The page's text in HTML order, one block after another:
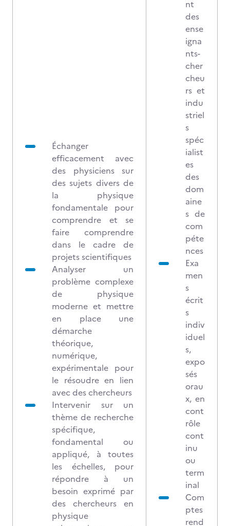
Échanger
efficacement avec
des physiciens sur
des sujets divers de
la physique
fondamentale pour
comprendre et se
faire comprendre
dans le cadre de
projets scientifiques
Analyser un
problème complexe
de physique
moderne et mettre
en place une
démarche
théorique,
numérique,
expérimentale pour
le résoudre en lien
avec des chercheurs
Intervenir sur un
thème de recherche
spécifique,
fondamental ou
appliqué, à toutes
les échelles, pour
répondre à un
besoin exprimé par
des chercheurs en
physique
nt
des
ense
igna
nts-
cher
cheu
rs et
indu
striel
s
spéc
ialist
es
des
dom
aine
s de
com
péte
nces
Exa
men
s
écrit
s
indiv
iduel
s,
expo
sés
orau
x, en
cont
rôle
cont
inu
ou
term
inal
Com
ptes
rend